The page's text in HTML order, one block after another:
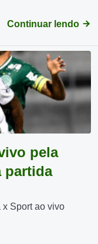
Continuar lendo
pela
partida
x Sport ao vivo